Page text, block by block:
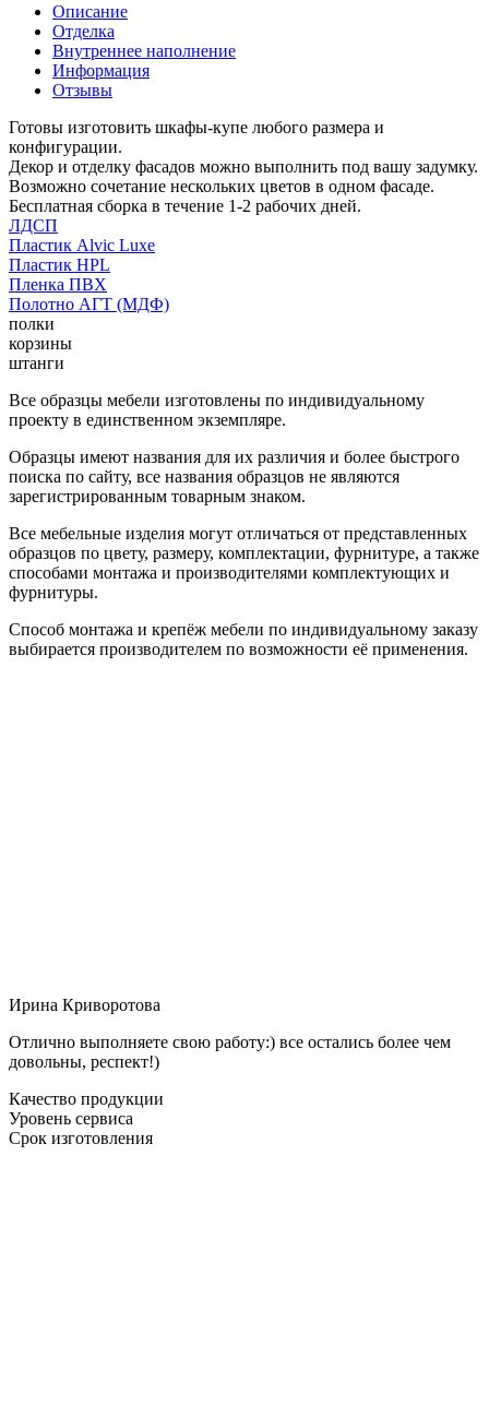
Описание
Отделка
Внутреннее наполнение
Информация
Отзывы
Готовы изготовить шкафы-купе любого размера и
конфигурации.
Декор и отделку фасадов можно выполнить под вашу задумку.
Возможно сочетание нескольких цветов в одном фасаде.
Бесплатная сборка в течение 1-2 рабочих дней.
ЛДСП
Пластик Alvic Luxe
Пластик HPL
Пленка ПВХ
Полотно АГТ (МДФ)
полки
корзины
штанги
Все образцы мебели изготовлены по индивидуальному
проекту в единственном экземпляре.
Образцы имеют названия для их различия и более быстрого
поиска по сайту, все названия образцов не являются
зарегистрированным товарным знаком.
Все мебельные изделия могут отличаться от представленных
образцов по цвету, размеру, комплектации, фурнитуре, а также
способами монтажа и производителями комплектующих и
фурнитуры.
Способ монтажа и крепёж мебели по индивидуальному заказу
выбирается производителем по возможности её применения.
Ирина Криворотова
Отлично выполняете свою работу:) все остались более чем
довольны, респект!)
Качество продукции
Уровень сервиса
Срок изготовления